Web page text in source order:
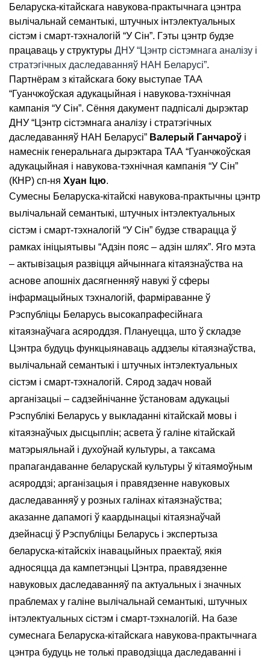
Беларуска-кітайскага навукова-практычнага цэнтра
вылічальнай семантыкі, штучных інтэлектуальных
сістэм і смарт-тэхналогій “У Сін”. Гэты цэнтр будзе
працаваць у структуры ДНУ “Цэнтр сістэмнага аналізу і
стратэгічных даследаванняў НАН Беларусі”.
Партнёрам з кітайскага боку выступае ТАА
“Гуанчжоўская адукацыйная і навукова-тэхнічная
кампанія “У Сін”. Сёння дакумент падпісалі дырэктар
ДНУ “Цэнтр сістэмнага аналізу і стратэгічных
даследаванняў НАН Беларусі” Валерый Ганчароў і
намеснік генеральнага дырэктара ТАА “Гуанчжоўская
адукацыйная і навукова-тэхнічная кампанія “У Сін”
(КНР) сп-ня Хуан Іцю.
Сумесны Беларуска-кітайскі навукова-практычны цэнтр
вылічальнай семантыкі, штучных інтэлектуальных
сістэм і смарт-тэхналогій “У Сін” будзе стварацца ў
рамках ініцыятывы “Адзін пояс – адзін шлях”. Яго мэта
– актывізацыя развіцця айчыннага кітаязнаўства на
аснове апошніх дасягненняў навукі ў сферы
інфармацыйных тэхналогій, фарміраванне ў
Рэспубліцы Беларусь высокапрафесійнага
кітаязнаўчага асяроддзя. Плануецца, што ў складзе
Цэнтра будуць функцыянаваць аддзелы кітаязнаўства,
вылічальнай семантыкі і штучных інтэлектуальных
сістэм і смарт-тэхналогій. Сярод задач новай
арганізацыі – садзейнічанне ўстановам адукацыі
Рэспублікі Беларусь у выкладанні кітайскай мовы і
кітаязнаўчых дысцыплін; асвета ў галіне кітайскай
матэрыяльнай і духоўнай культуры, а таксама
прапагандаванне беларускай культуры ў кітаямоўным
асяроддзі; арганізацыя і правядзенне навуковых
даследаванняў у розных галінах кітаязнаўства;
аказанне дапамогі ў каардынацыі кітаязнаўчай
дзейнасці ў Рэспубліцы Беларусь і экспертыза
беларуска-кітайскіх інавацыйных праектаў, якія
адносяцца да кампетэнцыі Цэнтра, правядзенне
навуковых даследаванняў па актуальных і значных
праблемах у галіне вылічальнай семантыкі, штучных
інтэлектуальных сістэм і смарт-тэхналогій. На базе
сумеснага Беларуска-кітайскага навукова-практычнага
цэнтра будуць не толькі праводзіцца даследаванні і